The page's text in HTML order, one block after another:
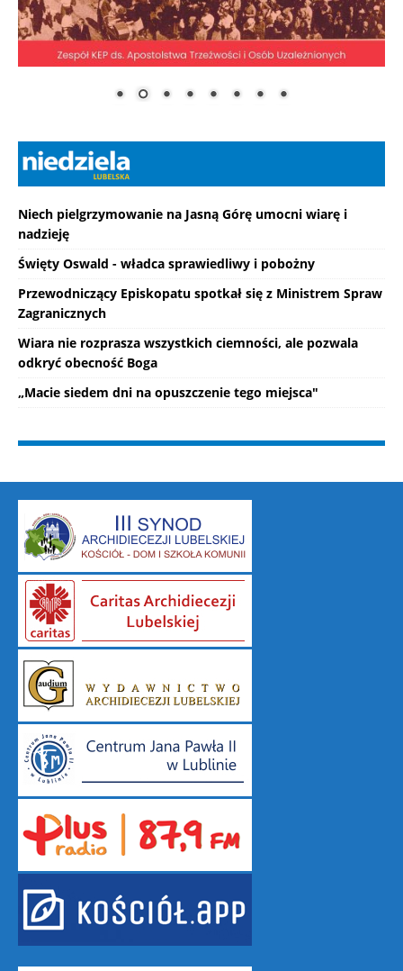
Niech pielgrzymowanie na Jasną Górę umocni wiarę i
nadzieję
Święty Oswald - władca sprawiedliwy i pobożny
Przewodniczący Episkopatu spotkał się z Ministrem Spraw
Zagranicznych
Wiara nie rozprasza wszystkich ciemności, ale pozwala
odkryć obecność Boga
„Macie siedem dni na opuszczenie tego miejsca"